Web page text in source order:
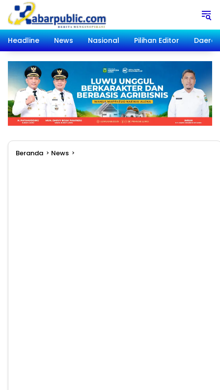
Langsung
konten
Headline
News Nasional Pilihan Editor Daerah
Beranda News